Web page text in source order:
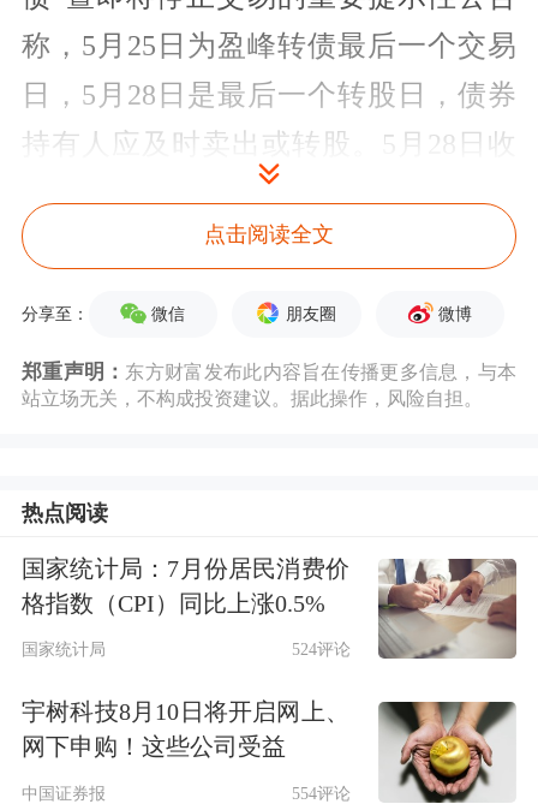
称，5月25日为盈峰转债最后一个交易
日，5月28日是最后一个转股日，债券
持有人应及时卖出或转股。5月28日收
市后，未实施转股的盈峰转债将全部冻
结，停止交易和转股。
前，债券持有人可选择在债券市场继续
交易。5月25日至28日（含当日）收市
点击阅读全文
分享至： 微信 朋友圈 微博
郑重声明： 东方财富发布此内容旨在传播更多信息，与本
站立场无关，不构成投资建议。据此操作，风险自担。
热点阅读
国家统计局：7月份居民消费价
格指数（CPI）同比上涨0.5%
国家统计局 524评论
宇树科技8月10日将开启网上、
网下申购！这些公司受益
中国证券报 554评论